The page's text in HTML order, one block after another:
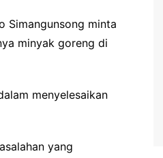
Simangunsong minta
minyak goreng di
menyelesaikan
yang